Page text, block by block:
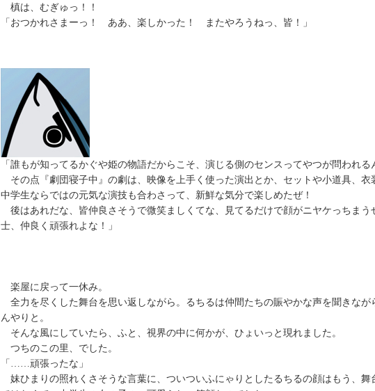
槙は、むぎゅっ！！
「おつかれさまーっ！ ああ、楽しかった！ またやろうねっ、皆！」
「誰もが知ってるかぐや姫の物語だからこそ、演じる側のセンスってやつが問われる
その点『劇団寝子中』の劇は、映像を上手く使った演出とか、セットや小道具、衣
中学生ならではの元気な演技も合わさって、新鮮な気分で楽しめたぜ！
後はあれだな、皆仲良さそうで微笑ましくてな、見てるだけで顔がニヤケっちまう
士、仲良く頑張れよな！」
楽屋に戻って一休み。
全力を尽くした舞台を思い返しながら。るちるは仲間たちの賑やかな声を聞きなが
んやりと。
そんな風にしていたら、ふと、視界の中に何かが、ひょいっと現れました。
つちのこの里、でした。
「……頑張ったな」
妹ひまりの照れくさそうな言葉に、ついついふにゃりとしたるちるの顔はもう、舞